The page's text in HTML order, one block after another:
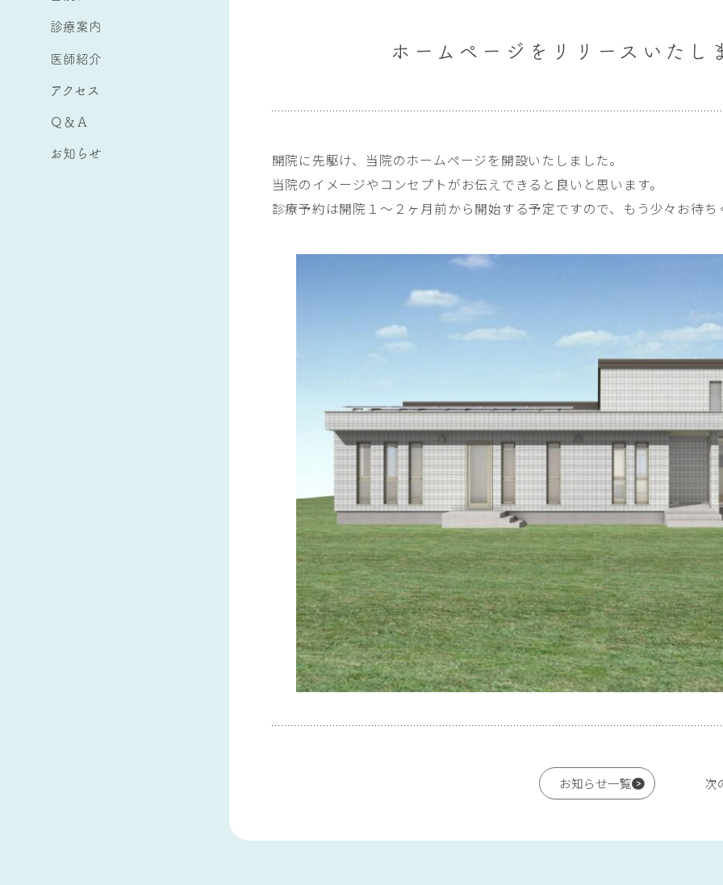
診療案内
医師紹介
アクセス
Ｑ＆Ａ
お知らせ
ホームページをリリースいたし
開院に先駆け、当院のホームページを開設いたしました。
当院のイメージやコンセプトがお伝えできると良いと思います。
診療予約は開院１〜２ヶ月前から開始する予定ですので、もう少々お待ち
お知らせ一覧 次